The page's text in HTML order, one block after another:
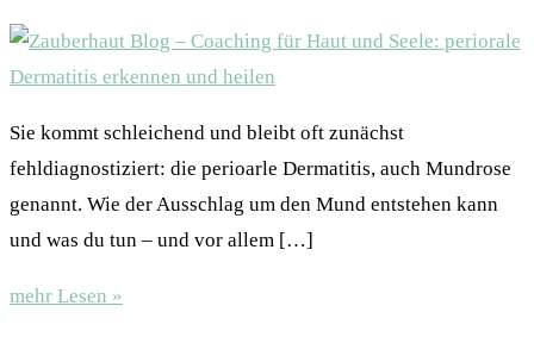
Sie kommt schleichend und bleibt oft zunächst
fehldiagnostiziert: die perioarle Dermatitis, auch Mundrose
genannt. Wie der Ausschlag um den Mund entstehen kann
und was du tun – und vor allem […]
mehr Lesen »